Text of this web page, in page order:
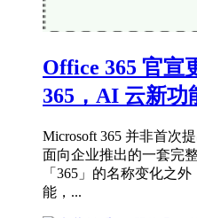
Office 365 官宣
365，AI 云新功
Microsoft 365 并非首次
面向企业推出的一套完
「365」的名称变化之
能，...